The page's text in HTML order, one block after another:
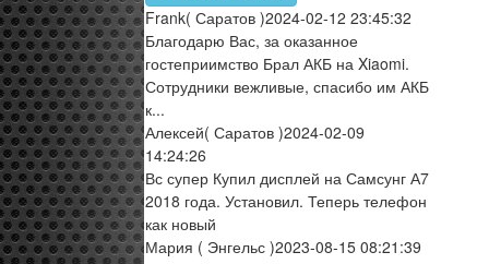
Frank( Саратов )2024-02-12 23:45:32
Благодарю Вас, за оказанное
гостеприимство Брал АКБ на Xiaomi.
Сотрудники вежливые, спасибо им АКБ
к...
Алексей( Саратов )2024-02-09
14:24:26
Вс супер Купил дисплей на Самсунг А7
2018 года. Установил. Теперь телефон
как новый
Мария ( Энгельс )2023-08-15 08:21:39